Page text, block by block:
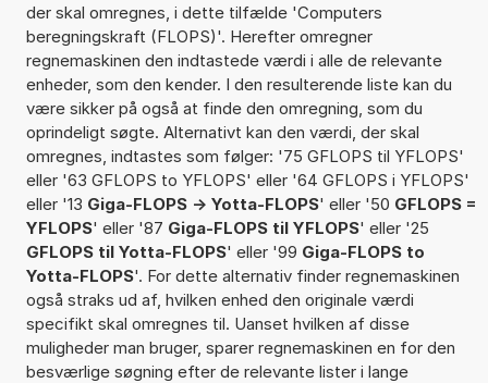
der skal omregnes, i dette tilfælde 'Computers
beregningskraft (FLOPS)'. Herefter omregner
regnemaskinen den indtastede værdi i alle de relevante
enheder, som den kender. I den resulterende liste kan du
være sikker på også at finde den omregning, som du
oprindeligt søgte. Alternativt kan den værdi, der skal
omregnes, indtastes som følger: '75 GFLOPS til YFLOPS'
eller '63 GFLOPS to YFLOPS' eller '64 GFLOPS i YFLOPS'
eller '13 Giga-FLOPS -> Yotta-FLOPS' eller '50 GFLOPS =
YFLOPS' eller '87 Giga-FLOPS til YFLOPS' eller '25
GFLOPS til Yotta-FLOPS' eller '99 Giga-FLOPS to
Yotta-FLOPS'. For dette alternativ finder regnemaskinen
også straks ud af, hvilken enhed den originale værdi
specifikt skal omregnes til. Uanset hvilken af disse
muligheder man bruger, sparer regnemaskinen en for den
besværlige søgning efter de relevante lister i lange